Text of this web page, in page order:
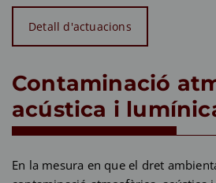
Detall d'actuacions
Contaminació
acústica i
En la mesura en que el dret